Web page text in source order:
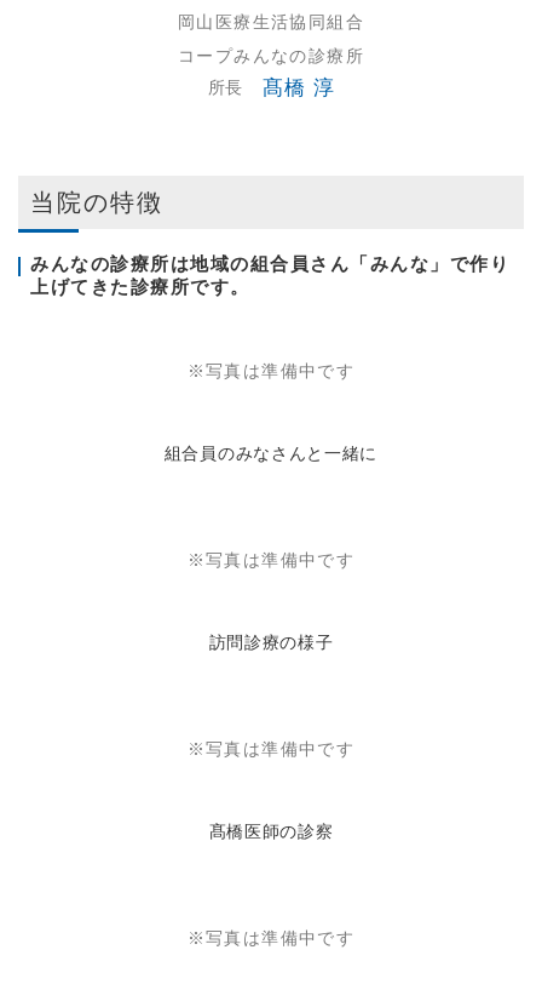
岡山医療生活協同組合
コープみんなの診療所
所長
髙橋 淳
当院の特徴
みんなの診療所は地域の組合員さん「みんな」で作り
上げてきた診療所です。
※写真は準備中です
組合員のみなさんと一緒に
※写真は準備中です
訪問診療の様子
※写真は準備中です
髙橋医師の診察
※写真は準備中です